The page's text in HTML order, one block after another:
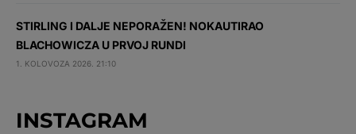
STIRLING I DALJE NEPORAŽEN! NOKAUTIRAO
BLACHOWICZA U PRVOJ RUNDI
1. KOLOVOZA 2026. 21:10
INSTAGRAM